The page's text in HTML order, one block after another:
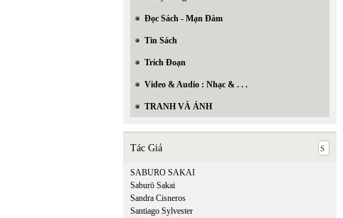
Đọc Sách - Mạn Đàm
Tin Sách
Trích Đoạn
Video & Audio : Nhạc & . . .
TRANH VÀ ẢNH
Tác Giả
SABURO SAKAI
Saburō Sakai
Sandra Cisneros
Santiago Sylvester